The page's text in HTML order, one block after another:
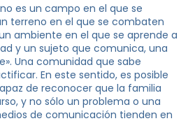
es un campo en el que se
terreno en el que se combaten
ambiente en el que se aprende a
y un sujeto que comunica, una
Una comunidad que sabe
En este sentido, es posible
de reconocer que la familia
y no sólo un problema o una
de comunicación tienden en